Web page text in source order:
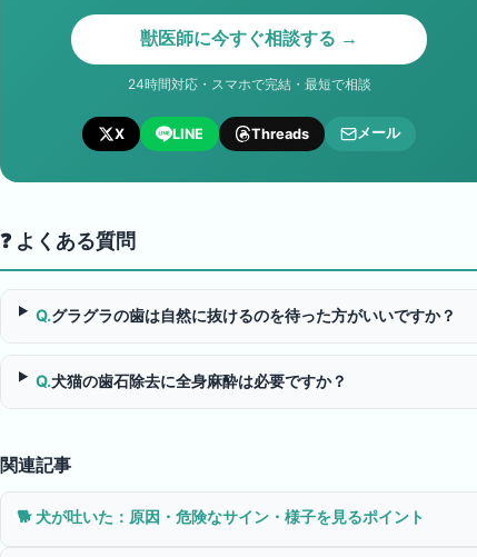
獣医師に今すぐ相談する →
24時間対応・スマホで完結・最短で相談
X LINE Threads メール
❓ よくある質問
Q.グラグラの歯は自然に抜けるのを待った方がいいですか？
Q.犬猫の歯石除去に全身麻酔は必要ですか？
関連記事
🐕 犬が吐いた：原因・危険なサイン・様子を見るポイント